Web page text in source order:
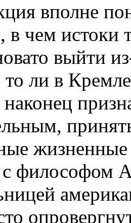
вполне
в чем
выйти
ли в
философом